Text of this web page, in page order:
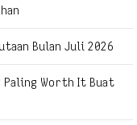
Bulan Juli 2026
Paling Worth It Buat